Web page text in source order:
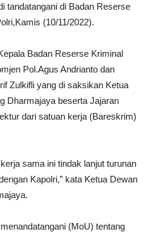
tandatangani di Badan Reserse
(10/11/2022).
Badan Reserse Kriminal
Pol.Agus Andrianto dan
Zulkifli yang di saksikan Ketua
Dharmajaya beserta Jajaran
dari satuan kerja (Bareskrim)
sama ini tindak lanjut turunan
Kapolri,” kata Ketua Dewan
(MoU) tentang